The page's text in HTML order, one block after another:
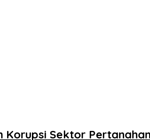
Korupsi Sektor Pertanahan